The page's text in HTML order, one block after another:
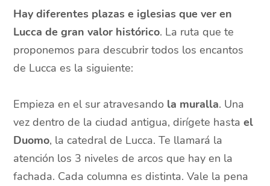
Hay diferentes plazas e iglesias que ver en
Lucca de gran valor histórico. La ruta que te
proponemos para descubrir todos los encantos
de Lucca es la siguiente:
Empieza en el sur atravesando la muralla. Una
vez dentro de la ciudad antigua, dirígete hastael
Duomo, la catedral de Lucca. Te llamará la
atención los 3 niveles de arcos que hay en la
fachada. Cada columna es distinta. Vale la pena